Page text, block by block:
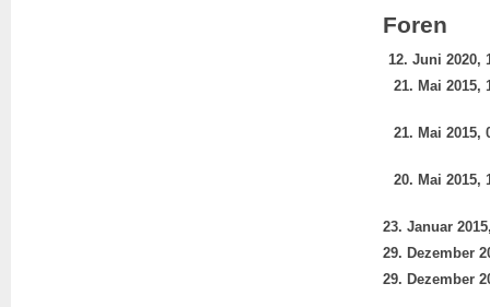
Foren
12. Juni 2020,
21. Mai 2015,
21. Mai 2015,
20. Mai 2015,